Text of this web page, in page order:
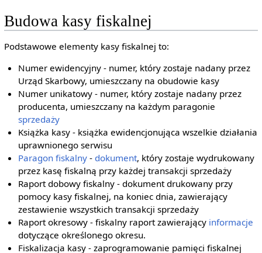
Budowa kasy fiskalnej
Podstawowe elementy kasy fiskalnej to:
Numer ewidencyjny - numer, który zostaje nadany przez
Urząd Skarbowy, umieszczany na obudowie kasy
Numer unikatowy - numer, który zostaje nadany przez
producenta, umieszczany na każdym paragonie
sprzedaży
Książka kasy - książka ewidencjonująca wszelkie działania
uprawnionego serwisu
Paragon fiskalny - dokument, który zostaje wydrukowany
przez kasę fiskalną przy każdej transakcji sprzedaży
Raport dobowy fiskalny - dokument drukowany przy
pomocy kasy fiskalnej, na koniec dnia, zawierający
zestawienie wszystkich transakcji sprzedaży
Raport okresowy - fiskalny raport zawierający informacje
dotyczące określonego okresu.
Fiskalizacja kasy - zaprogramowanie pamięci fiskalnej